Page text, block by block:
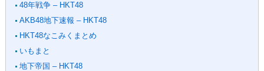
48年戦争 – HKT48
AKB48地下速報 – HKT48
HKT48なこみくまとめ
いもまと
地下帝国 – HKT48